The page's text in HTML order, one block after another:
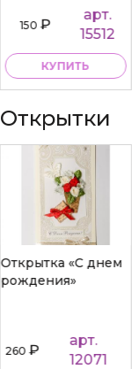
150₽
арт.
15512
КУПИТЬ
Открытки
Открытка «С днем
рождения»
260₽
арт.
12071